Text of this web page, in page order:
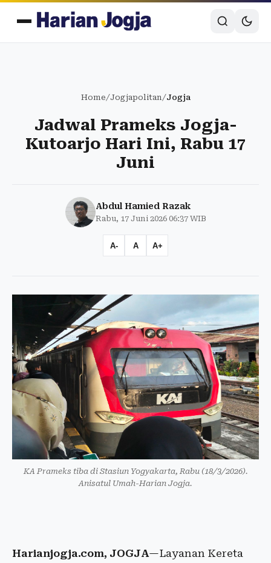
Home/Jogjapolitan/Jogja
Jadwal Prameks Jogja-
Kutoarjo Hari Ini, Rabu 17
Juni
Abdul Hamied Razak
Rabu, 17 Juni 2026 06:37 WIB
A- A A+
KA Prameks tiba di Stasiun Yogyakarta, Rabu (18/3/2026).
Anisatul Umah-Harian Jogja.
Harianjogja.com, JOGJA—Layanan Kereta